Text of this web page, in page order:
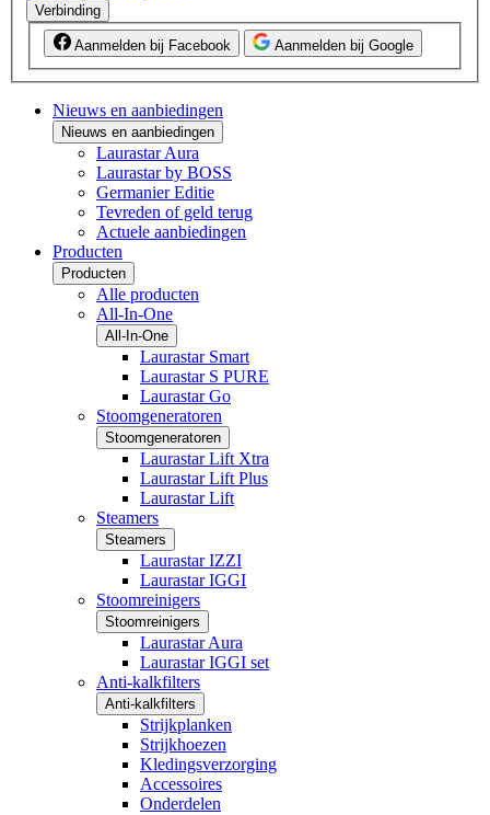
Verbinding
Aanmelden bij Facebook Aanmelden bij Google
Nieuws en aanbiedingen
Nieuws en aanbiedingen
Laurastar Aura
Laurastar by BOSS
Germanier Editie
Tevreden of geld terug
Actuele aanbiedingen
Producten
Producten
Alle producten
All-In-One
All-In-One
Laurastar Smart
Laurastar S PURE
Laurastar Go
Stoomgeneratoren
Stoomgeneratoren
Laurastar Lift Xtra
Laurastar Lift Plus
Laurastar Lift
Steamers
Steamers
Laurastar IZZI
Laurastar IGGI
Stoomreinigers
Stoomreinigers
Laurastar Aura
Laurastar IGGI set
Anti-kalkfilters
Anti-kalkfilters
Strijkplanken
Strijkhoezen
Kledingsverzorging
Accessoires
Onderdelen